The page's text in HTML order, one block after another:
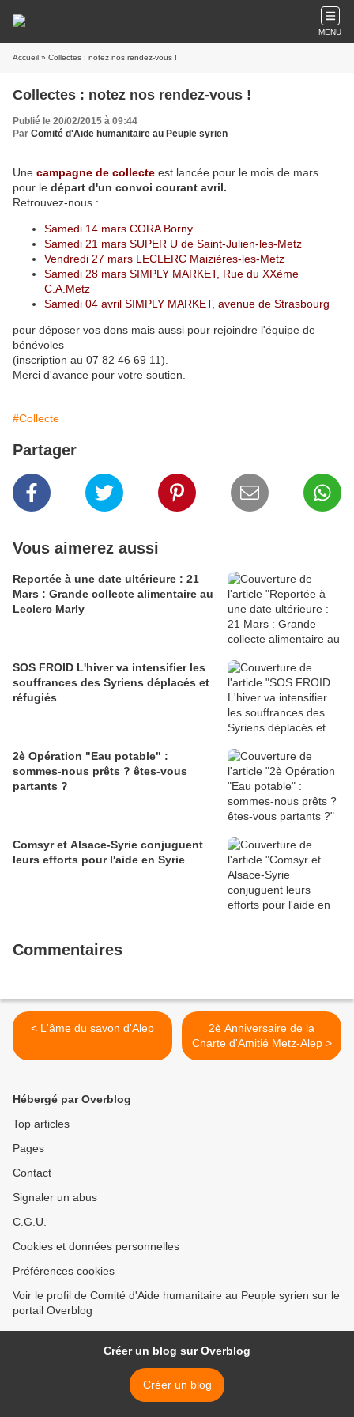
MENU
Accueil » Collectes : notez nos rendez-vous !
Collectes : notez nos rendez-vous !
Publié le 20/02/2015 à 09:44
Par Comité d'Aide humanitaire au Peuple syrien
Une campagne de collecte est lancée pour le mois de mars
pour le départ d'un convoi courant avril.
Retrouvez-nous :
Samedi 14 mars CORA Borny
Samedi 21 mars SUPER U de Saint-Julien-les-Metz
Vendredi 27 mars LECLERC Maizières-les-Metz
Samedi 28 mars SIMPLY MARKET, Rue du XXème
C.A.Metz
Samedi 04 avril SIMPLY MARKET, avenue de Strasbourg
pour déposer vos dons mais aussi pour rejoindre l'équipe de
bénévoles
(inscription au 07 82 46 69 11).
Merci d'avance pour votre soutien.
#Collecte
Partager
Vous aimerez aussi
Reportée à une date ultérieure : 21
Mars : Grande collecte alimentaire au
Leclerc Marly
SOS FROID L'hiver va intensifier les
souffrances des Syriens déplacés et
réfugiés
2è Opération "Eau potable" :
sommes-nous prêts ? êtes-vous
partants ?
Comsyr et Alsace-Syrie conjuguent
leurs efforts pour l'aide en Syrie
Commentaires
< L'âme du savon d'Alep
2è Anniversaire de la
Charte d'Amitié Metz-Alep >
Hébergé par Overblog
Top articles
Pages
Contact
Signaler un abus
C.G.U.
Cookies et données personnelles
Préférences cookies
Voir le profil de Comité d'Aide humanitaire au Peuple syrien sur le
portail Overblog
Créer un blog sur Overblog
Créer un blog